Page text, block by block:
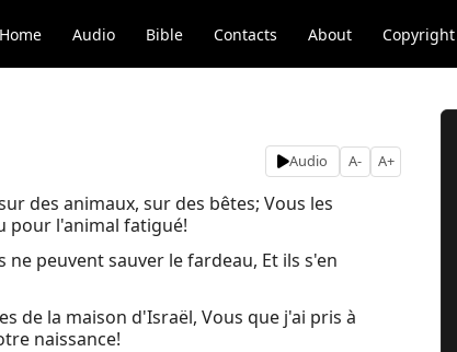
Home Audio Bible Contacts About Copyright
Audio A- A+
des animaux, sur des bêtes; Vous les
pour l'animal fatigué!
peuvent sauver le fardeau, Et ils s'en
de la maison d'Israël, Vous que j'ai pris à
naissance!